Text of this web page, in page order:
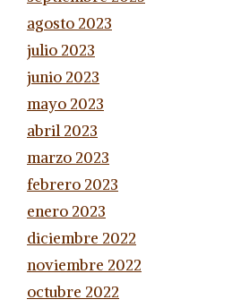
agosto 2023
julio 2023
junio 2023
mayo 2023
abril 2023
marzo 2023
febrero 2023
enero 2023
diciembre 2022
noviembre 2022
octubre 2022